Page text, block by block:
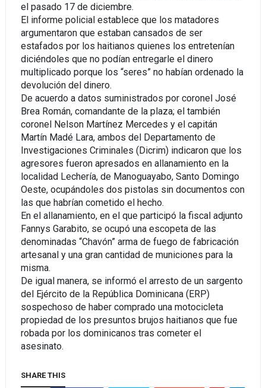
el pasado 17 de diciembre.
El informe policial establece que los matadores
argumentaron que estaban cansados de ser
estafados por los haitianos quienes los entretenían
diciéndoles que no podían entregarle el dinero
multiplicado porque los “seres” no habían ordenado la
devolución del dinero.
De acuerdo a datos suministrados por coronel José
Brea Román, comandante de la plaza; el también
coronel Nelson Martínez Mercedes y el capitán
Martín Madé Lara, ambos del Departamento de
Investigaciones Criminales (Dicrim) indicaron que los
agresores fueron apresados en allanamiento en la
localidad Lechería, de Manoguayabo, Santo Domingo
Oeste, ocupándoles dos pistolas sin documentos con
las que habrían cometido el hecho.
En el allanamiento, en el que participó la fiscal adjunto
Fannys Garabito, se ocupó una escopeta de las
denominadas “Chavón” arma de fuego de fabricación
artesanal y una gran cantidad de municiones para la
misma.
De igual manera, se informó el arresto de un sargento
del Ejército de la República Dominicana (ERP)
sospechoso de haber comprado una motocicleta
propiedad de los presuntos brujos haitianos que fue
robada por los dominicanos tras cometer el
asesinato.
SHARE THIS